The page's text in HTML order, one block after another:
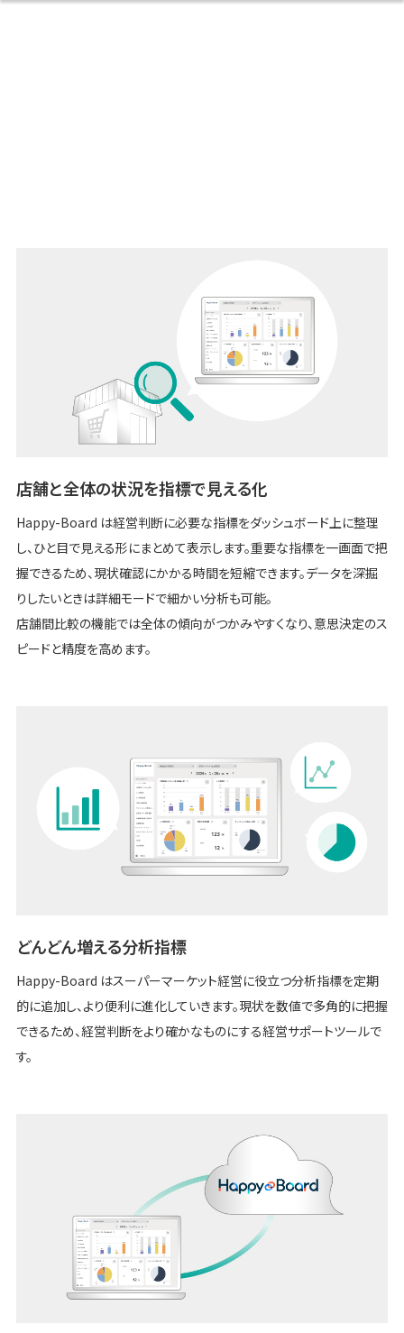
店舗と全体の状況を指標で見える化
Happy-Board は経営判断に必要な指標をダッシュボード上に整理
し、ひと目で見える形にまとめて表示します。重要な指標を一画面で把
握できるため、現状確認にかかる時間を短縮できます。データを深掘
りしたいときは詳細モードで細かい分析も可能。
店舗間比較の機能では全体の傾向がつかみやすくなり、意思決定のス
ピードと精度を高めます。
どんどん増える分析指標
Happy-Board はスーパーマーケット経営に役立つ分析指標を定期
的に追加し、より便利に進化していきます。現状を数値で多角的に把握
できるため、経営判断をより確かなものにする経営サポートツールで
す。